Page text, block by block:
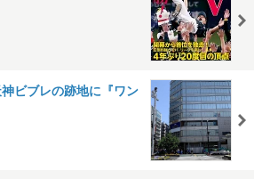
ビブレの跡地に『ワン